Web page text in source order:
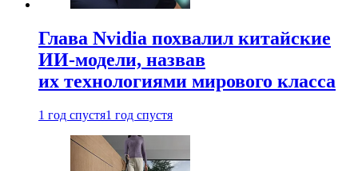
Глава Nvidia похвалил китайские
ИИ-модели, назвав
их технологиями мирового класса
1 год спустя1 год спустя